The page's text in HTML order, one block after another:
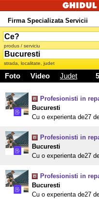
Firma Specializata Servicii
produs / serviciu
strada, localitate, judet
Foto Video Judet
Profesionisti in
Bucuresti
Cu o experienta de27
Profesionisti in
Bucuresti
Cu o experienta de27
Profesionisti in
Bucuresti
Cu o experienta de27